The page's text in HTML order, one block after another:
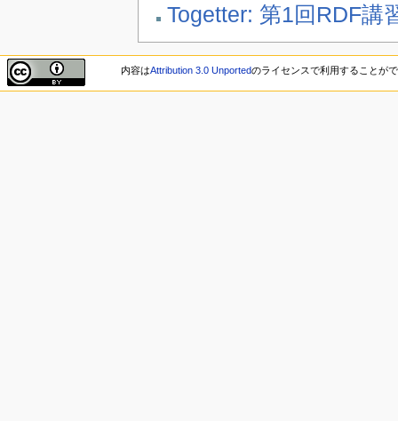
Togetter: 第1回RDF講
内容はAttribution 3.0 Unportedのライセンスで利用することが